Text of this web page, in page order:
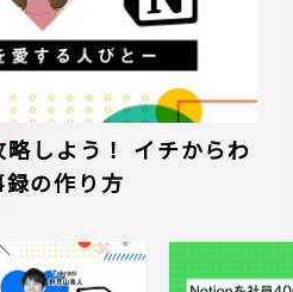
しよう！ イチからわ
の作り方